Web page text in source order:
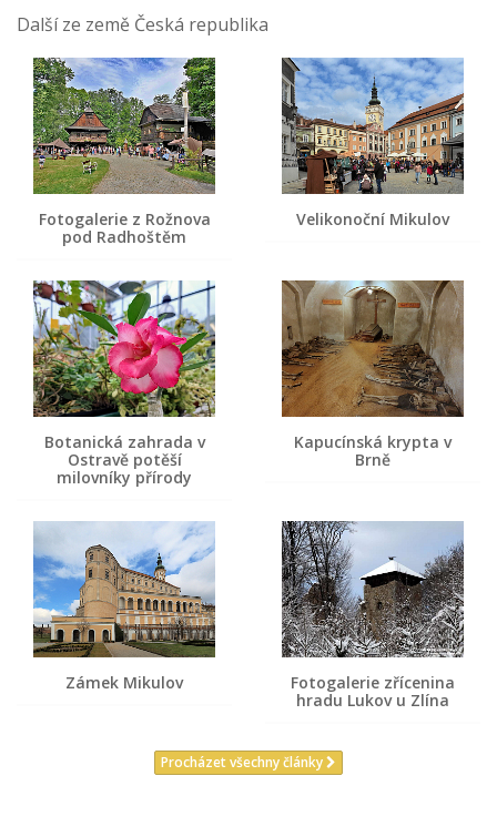
Další ze země Česká republika
Fotogalerie z Rožnova
pod Radhoštěm
Velikonoční Mikulov
Botanická zahrada v
Ostravě potěší
milovníky přírody
Kapucínská krypta v
Brně
Zámek Mikulov
Fotogalerie zřícenina
hradu Lukov u Zlína
Procházet všechny články